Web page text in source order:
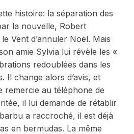
histoire: la séparation des
la nouvelle, Robert
Vent d’annuler Noël. Mais
amie Sylvia lui révèle les «
redoublées dans les
Il change alors d’avis, et
remercie au téléphone de
il lui demande de rétablir
a raccroché, il est déjà
en bermudas. La même